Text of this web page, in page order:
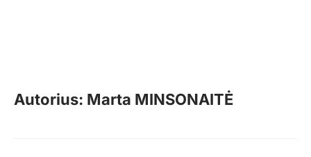
Autorius: Marta MINSONAITĖ